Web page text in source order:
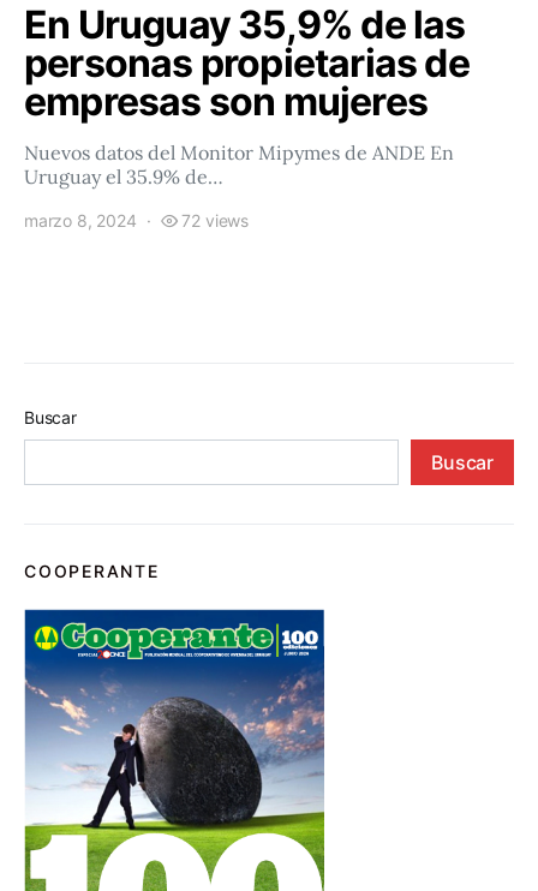
En Uruguay 35,9% de las
personas propietarias de
empresas son mujeres
Nuevos datos del Monitor Mipymes de ANDE En
Uruguay el 35.9% de…
marzo 8, 2024 72 views
Buscar
Buscar
COOPERANTE